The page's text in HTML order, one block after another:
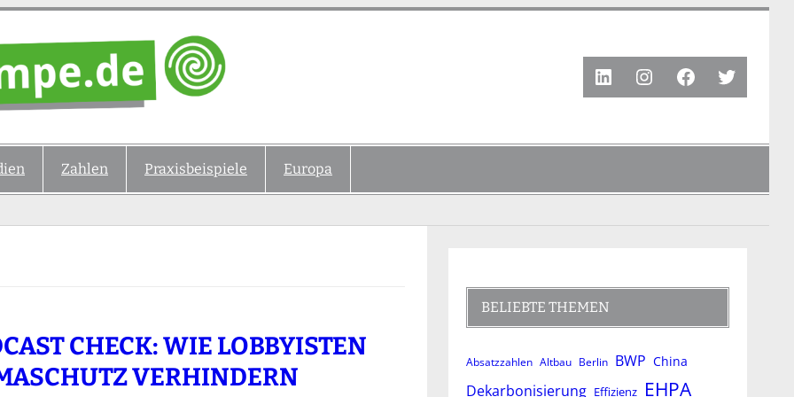
LinkedInInstagram
Facebook
Twitter
Zahlen Praxisbeispiele Europa
CHECK: WIE LOBBYISTEN
VERHINDERN
BELIEBTE THEMEN
Absatzzahlen Altbau Berlin BWP China
Dekarbonisierung Effizienz EHPA